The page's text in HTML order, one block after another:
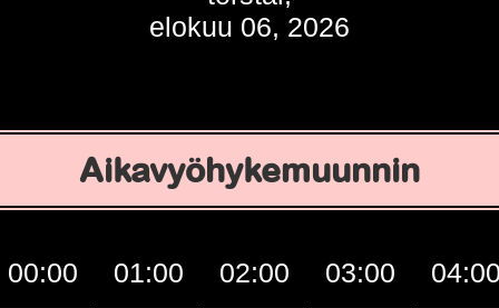
elokuu 06, 2026
Aikavyöhykemuunnin
00:00 01:00 02:00 03:00 04:00